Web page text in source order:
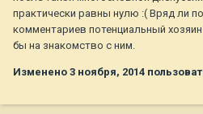
практически равны нулю :( Вряд ли
комментариев потенциальный
бы на знакомство с ним.
Изменено 3 ноября, 2014